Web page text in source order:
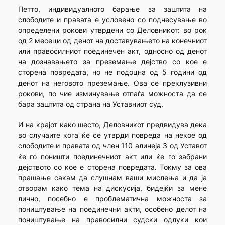
Петто, индивидуалното барање за заштита на
слободите и правата е условено со поднесување во
определени рокови утврдени со Деловникот: во рок
од 2 месеци од денот на доставувањето на конечниот
или правосилниот поединечен акт, односно од денот
на дознавањето за преземање дејство со кое е
сторена повредата, но не подоцна од 5 години од
денот на неговото преземање. Ова се преклузивни
рокови, по чие изминување отпаѓа можноста да се
бара заштита од страна на Уставниот суд.
И на крајот како шесто, Деловникот предвидува дека
во случаите кога ќе се утврди повреда на некое од
слободите и правата од член 110 алинеја 3 од Уставот
ќе го поништи поеди­нечниот акт или ќе го забрани
дејството со кое е сторена повредата. Токму за ова
прашање сакам да слушнам ваши мислења и да ја
отворам како тема на дискусија, бидејќиза мене
лично, посебно е проблематична можноста за
поништување на поединечни акти, особено делот на
поништување на правосилни судски одлуки кои